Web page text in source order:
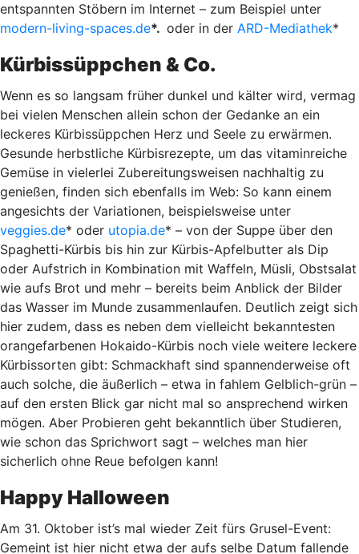
entspannten Stöbern im Internet – zum Beispiel unter
modern-living-spaces.de*. oder in der ARD-Mediathek*
Kürbissüppchen & Co.
Wenn es so langsam früher dunkel und kälter wird, vermag
bei vielen Menschen allein schon der Gedanke an ein
leckeres Kürbissüppchen Herz und Seele zu erwärmen.
Gesunde herbstliche Kürbisrezepte, um das vitaminreiche
Gemüse in vielerlei Zubereitungsweisen nachhaltig zu
genießen, finden sich ebenfalls im Web: So kann einem
angesichts der Variationen, beispielsweise unter
veggies.de* oder utopia.de* – von der Suppe über den
Spaghetti-Kürbis bis hin zur Kürbis-Apfelbutter als Dip
oder Aufstrich in Kombination mit Waffeln, Müsli, Obstsalat
wie aufs Brot und mehr – bereits beim Anblick der Bilder
das Wasser im Munde zusammenlaufen. Deutlich zeigt sich
hier zudem, dass es neben dem vielleicht bekanntesten
orangefarbenen Hokaido-Kürbis noch viele weitere leckere
Kürbissorten gibt: Schmackhaft sind spannenderweise oft
auch solche, die äußerlich – etwa in fahlem Gelblich-grün –
auf den ersten Blick gar nicht mal so ansprechend wirken
mögen. Aber Probieren geht bekanntlich über Studieren,
wie schon das Sprichwort sagt – welches man hier
sicherlich ohne Reue befolgen kann!
Happy Halloween
Am 31. Oktober ist’s mal wieder Zeit fürs Grusel-Event:
Gemeint ist hier nicht etwa der aufs selbe Datum fallende